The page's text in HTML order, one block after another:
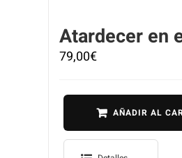
Atardecer en
79,00€
AÑADIR AL